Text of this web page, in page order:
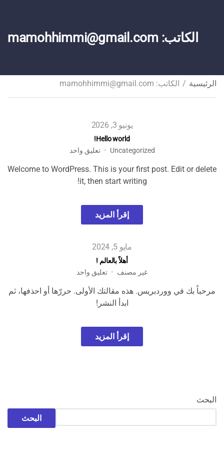
الكاتب: mamohhimmi@gmail.com
الرئيسية / الكاتب: mamohhimmi@gmail.com
يونيو 3, 2026
Hello world!
Uncategorized
تعليق واحد
world!
Welcome to WordPress. This is your first post. Edit or delete
it, then start writing!
إقرأ المزيد
مايو 5, 2024
أهلاً بالعالم !
غير مصنف
تعليق واحد
بالعالم
مرحباً بك في ووردبريس. هذه مقالتك الأولى. حررّها أو احذفها، ثم
ابدأ النشر!
إقرأ المزيد
البحث
البحث